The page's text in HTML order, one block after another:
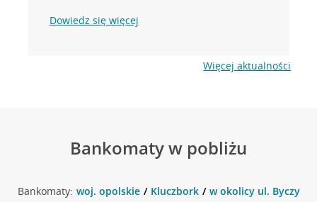
Dowiedz się więcej
Więcej aktualności
Bankomaty w pobliżu
Bankomaty: woj. opolskie Kluczbork w okolicy ul.